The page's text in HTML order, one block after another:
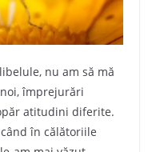
nu am să mă
împrejurări
atitudini diferite.
în călătoriile